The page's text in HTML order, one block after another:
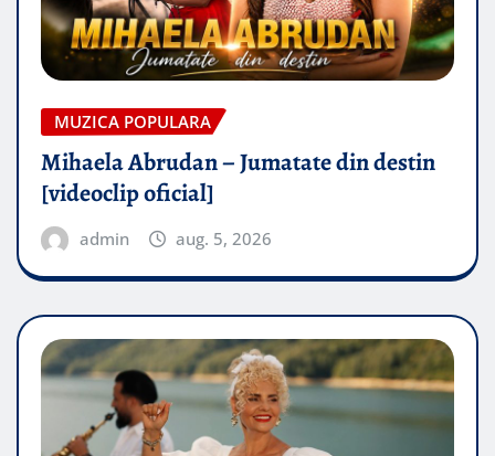
MUZICA POPULARA
Mihaela Abrudan – Jumatate din destin
[videoclip oficial]
admin aug. 5, 2026